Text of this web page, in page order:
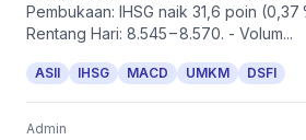
Pembukaan: IHSG naik 31,6 poin
Rentang Hari: 8.545 – 8.570. - Volum...
ASII IHSG MACD UMKM DSFI
Admin